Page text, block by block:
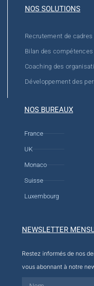
NOS SOLUTIONS
Recrutement de
Bilan des compétences
Coaching des
Développement des
NOS BUREAUX
France
UK
Monaco
Suisse
Luxembourg
NEWSLETTER
Restez informés de nos
vous abonnant à notre